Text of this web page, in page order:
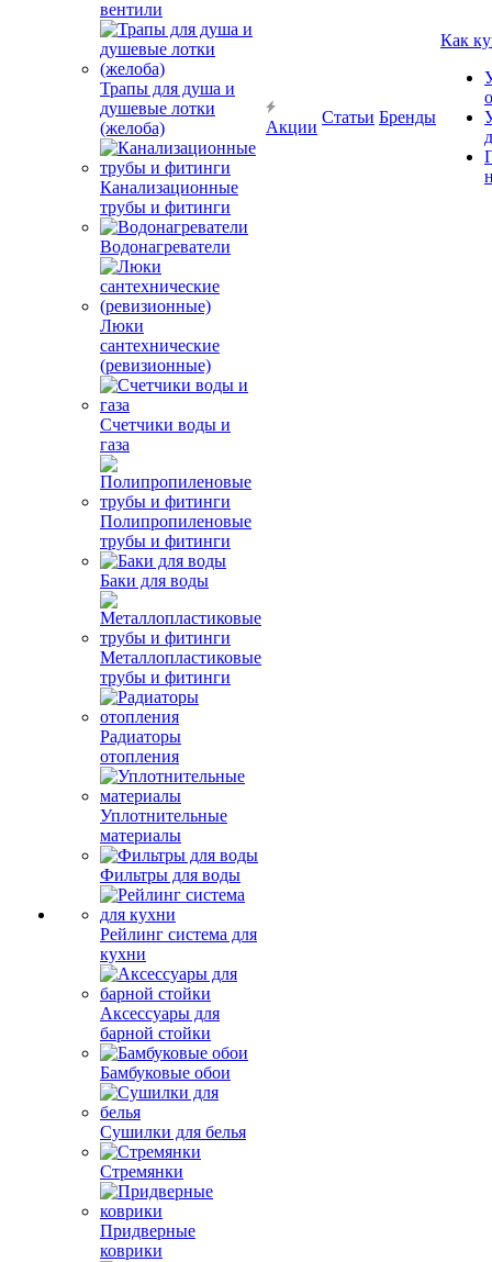
вентили
Трапы для душа и
душевые лотки
(желоба)
Канализационные
трубы и фитинги
Водонагреватели
Люки
сантехнические
(ревизионные)
Счетчики воды и
газа
Полипропиленовые
трубы и фитинги
Баки для воды
Металлопластиковые
трубы и фитинги
Радиаторы
отопления
Уплотнительные
материалы
Фильтры для воды
Рейлинг система для
кухни
Аксессуары для
барной стойки
Бамбуковые обои
Сушилки для белья
Стремянки
Придверные
коврики
Акции
Статьи Бренды
Как